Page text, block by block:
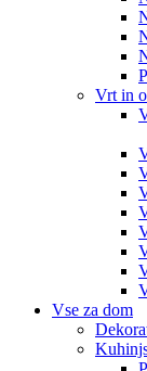
Vrt in
Vse za dom